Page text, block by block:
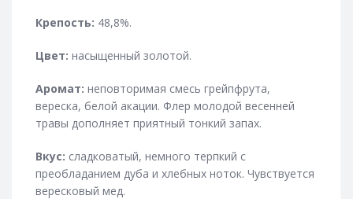
Крепость: 48,8%.
Цвет: насыщенный золотой.
Аромат: неповторимая смесь грейпфрута,
вереска, белой акации. Флер молодой весенней
травы дополняет приятный тонкий запах.
Вкус: сладковатый, немного терпкий с
преобладанием дуба и хлебных ноток. Чувствуется
вересковый мед.